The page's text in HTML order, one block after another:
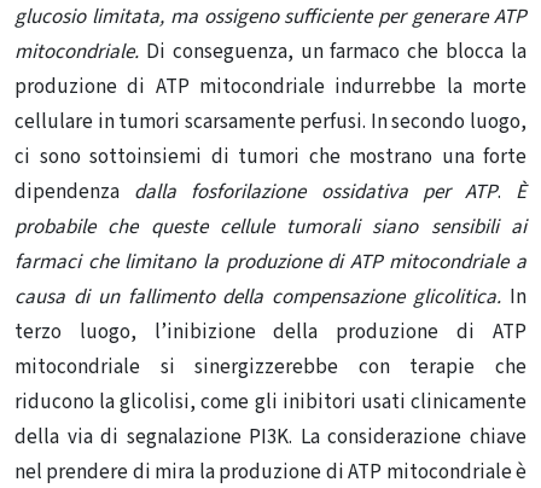
glucosio limitata, ma ossigeno sufficiente per generare ATP
mitocondriale. Di conseguenza, un farmaco che blocca la
produzione di ATP mitocondriale indurrebbe la morte
cellulare in tumori scarsamente perfusi. In secondo luogo,
ci sono sottoinsiemi di tumori che mostrano una forte
dipendenza dalla fosforilazione ossidativa per ATP. È
probabile che queste cellule tumorali siano sensibili ai
farmaci che limitano la produzione di ATP mitocondriale a
causa di un fallimento della compensazione glicolitica. In
terzo luogo, l’inibizione della produzione di ATP
mitocondriale si sinergizzerebbe con terapie che
riducono la glicolisi, come gli inibitori usati clinicamente
della via di segnalazione PI3K. La considerazione chiave
nel prendere di mira la produzione di ATP mitocondriale è